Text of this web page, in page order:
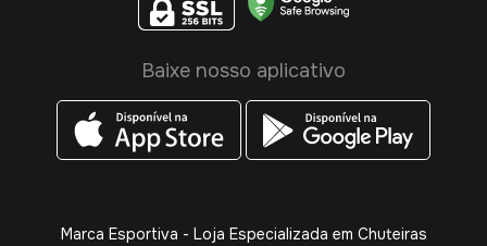
Baixe nosso aplicativo
Marca Esportiva - Loja Especializada em Chuteiras